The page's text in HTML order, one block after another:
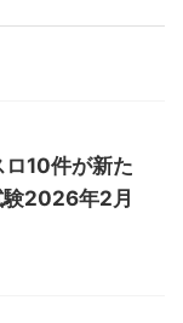
10件が新た
2026年2月